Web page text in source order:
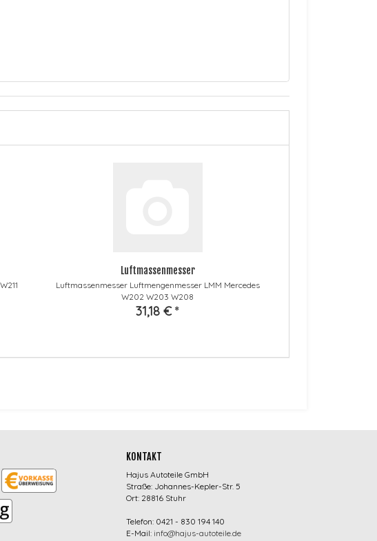
Luftmassenmesser
Luftmassenmesser Luftmengenmesser LMM Mercedes
W202 W203 W208
31,18 € *
KONTAKT
Hajus Autoteile GmbH
Straße: Johannes-Kepler-Str. 5
Ort: 28816 Stuhr
Telefon: 0421 - 830 194 140
E-Mail: info@hajus-autoteile.de